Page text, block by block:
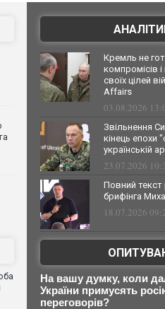
Кремль не
компромісів
своїх цілей
Affairs
03.08.2026
Звільнення
кінець епохи
українській
23.07.2026
Повний текст
брифінга
18.07.2026
На вашу думку, коли
України примусять
переговорів?